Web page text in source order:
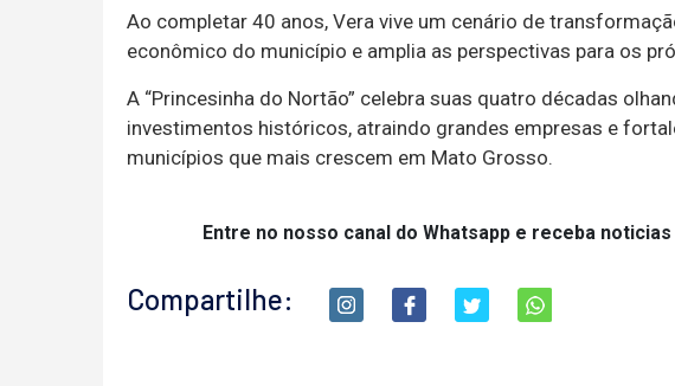
Ao completar 40 anos, Vera vive um cenário de
econômico do município e amplia as perspectivas para os
A “Princesinha do Nortão” celebra suas quatro décadas
investimentos históricos, atraindo grandes empresas e
municípios que mais crescem em Mato Grosso.
Entre no nosso canal do Whatsapp e receba
Compartilhe: